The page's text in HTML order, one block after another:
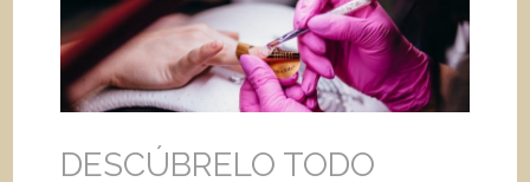
DESCÚBRELO TODO